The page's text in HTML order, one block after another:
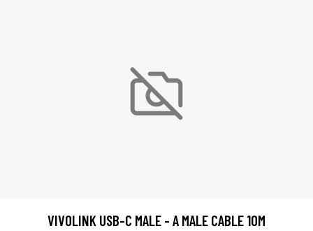
VIVOLINK USB-C MALE - A MALE CABLE 10M